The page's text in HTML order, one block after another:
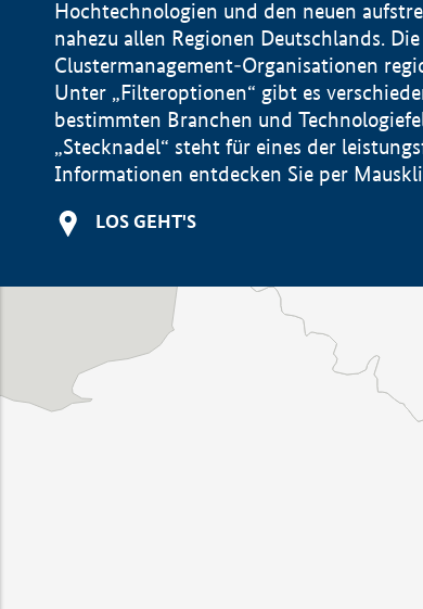
Hochtechnologien und den neuen
nahezu allen Regionen Deutschlands.
Clustermanagement-Organisationen
Unter „Filteroptionen“ gibt es
bestimmten Branchen und
„Stecknadel“ steht für eines der
Informationen entdecken Sie per
LOS GEHT'S